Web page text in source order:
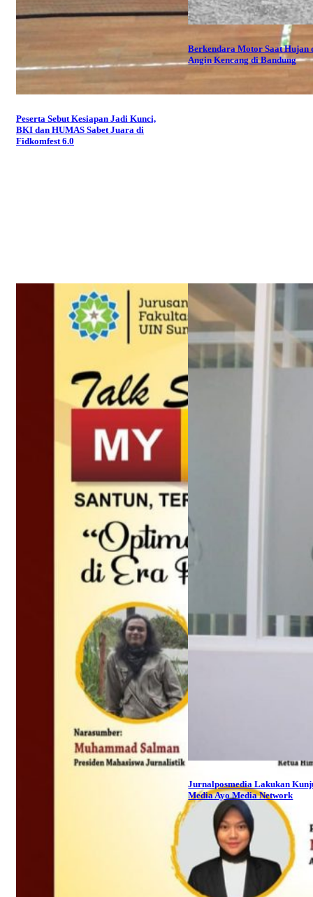
Peserta Sebut Kesiapan Jadi Kunci,
BKI dan HUMAS Sabet Juara di
Fidkomfest 6.0
Berkendara Motor Saat Hujan
Angin Kencang di Bandung
Jurnalposmedia Lakukan
Media Ayo Media Network